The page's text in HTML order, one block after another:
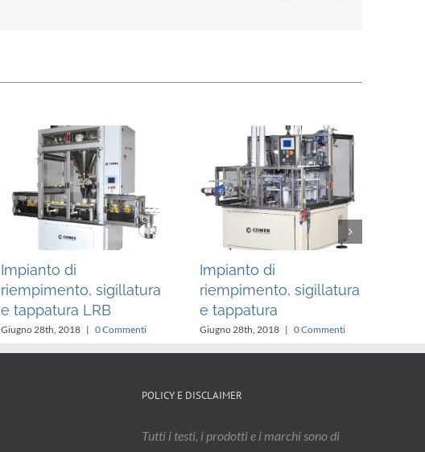
Impianto di
riempimento, sigillatura
e tappatura LRB
Giugno 28th, 2018 | 0 Commenti
Impianto di
riempimento, sigillatura
e tappatura
Giugno 28th, 2018 | 0 Commenti
POLICY E DISCLAIMER
Tutti i testi, i prodotti e i marchi sono di